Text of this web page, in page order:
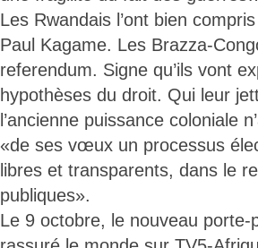
Les Rwandais l’ont bien
Paul Kagame. Les Brazza-
referendum. Signe qu’ils vont
hypothèses du droit. Qui leur
l’ancienne puissance coloniale
«de ses vœux un processus
libres et transparents, dans le
publiques».
Le 9 octobre, le nouveau